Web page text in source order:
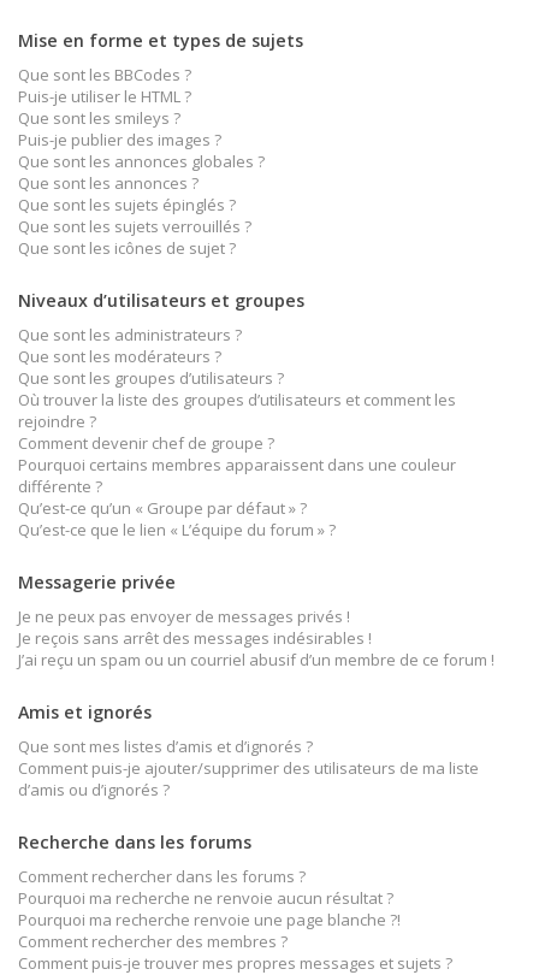
Mise en forme et types de sujets
Que sont les BBCodes ?
Puis-je utiliser le HTML ?
Que sont les smileys ?
Puis-je publier des images ?
Que sont les annonces globales ?
Que sont les annonces ?
Que sont les sujets épinglés ?
Que sont les sujets verrouillés ?
Que sont les icônes de sujet ?
Niveaux d’utilisateurs et groupes
Que sont les administrateurs ?
Que sont les modérateurs ?
Que sont les groupes d’utilisateurs ?
Où trouver la liste des groupes d’utilisateurs et comment les
rejoindre ?
Comment devenir chef de groupe ?
Pourquoi certains membres apparaissent dans une couleur
différente ?
Qu’est-ce qu’un « Groupe par défaut » ?
Qu’est-ce que le lien « L’équipe du forum » ?
Messagerie privée
Je ne peux pas envoyer de messages privés !
Je reçois sans arrêt des messages indésirables !
J’ai reçu un spam ou un courriel abusif d’un membre de ce forum !
Amis et ignorés
Que sont mes listes d’amis et d’ignorés ?
Comment puis-je ajouter/supprimer des utilisateurs de ma liste
d’amis ou d’ignorés ?
Recherche dans les forums
Comment rechercher dans les forums ?
Pourquoi ma recherche ne renvoie aucun résultat ?
Pourquoi ma recherche renvoie une page blanche ?!
Comment rechercher des membres ?
Comment puis-je trouver mes propres messages et sujets ?